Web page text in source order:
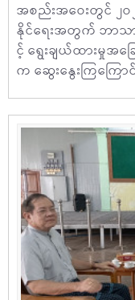
အစည်းအဝေးတွင် ၂ဝ
နိုင်ရေးအတွက် ဘာသ
င့် ရွေးချယ်ထားမှုအခ
က ဆွေးနွေးကြကြေ